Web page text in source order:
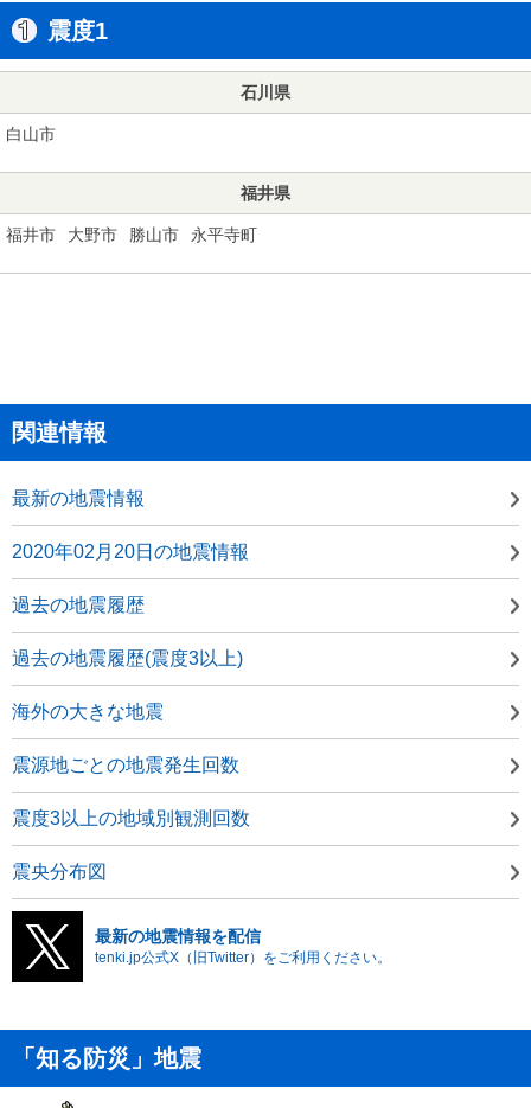
震度1
石川県
白山市
福井県
福井市 大野市 勝山市 永平寺町
関連情報
最新の地震情報
2020年02月20日の地震情報
過去の地震履歴
過去の地震履歴(震度3以上)
海外の大きな地震
震源地ごとの地震発生回数
震度3以上の地域別観測回数
震央分布図
最新の地震情報を配信
tenki.jp公式X（旧Twitter）をご利用ください。
「知る防災」地震